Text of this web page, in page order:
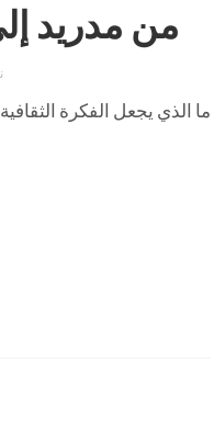
من مدريد
ما الذي يجعل الفكرة